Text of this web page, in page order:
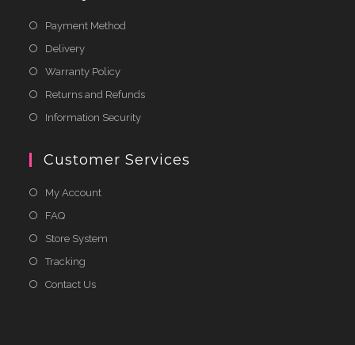
Payment Method
Delivery
Warranty Policy
Returns and Refunds
Information Security
Customer Services
My Account
FAQ
Store System
Tracking
Contact Us